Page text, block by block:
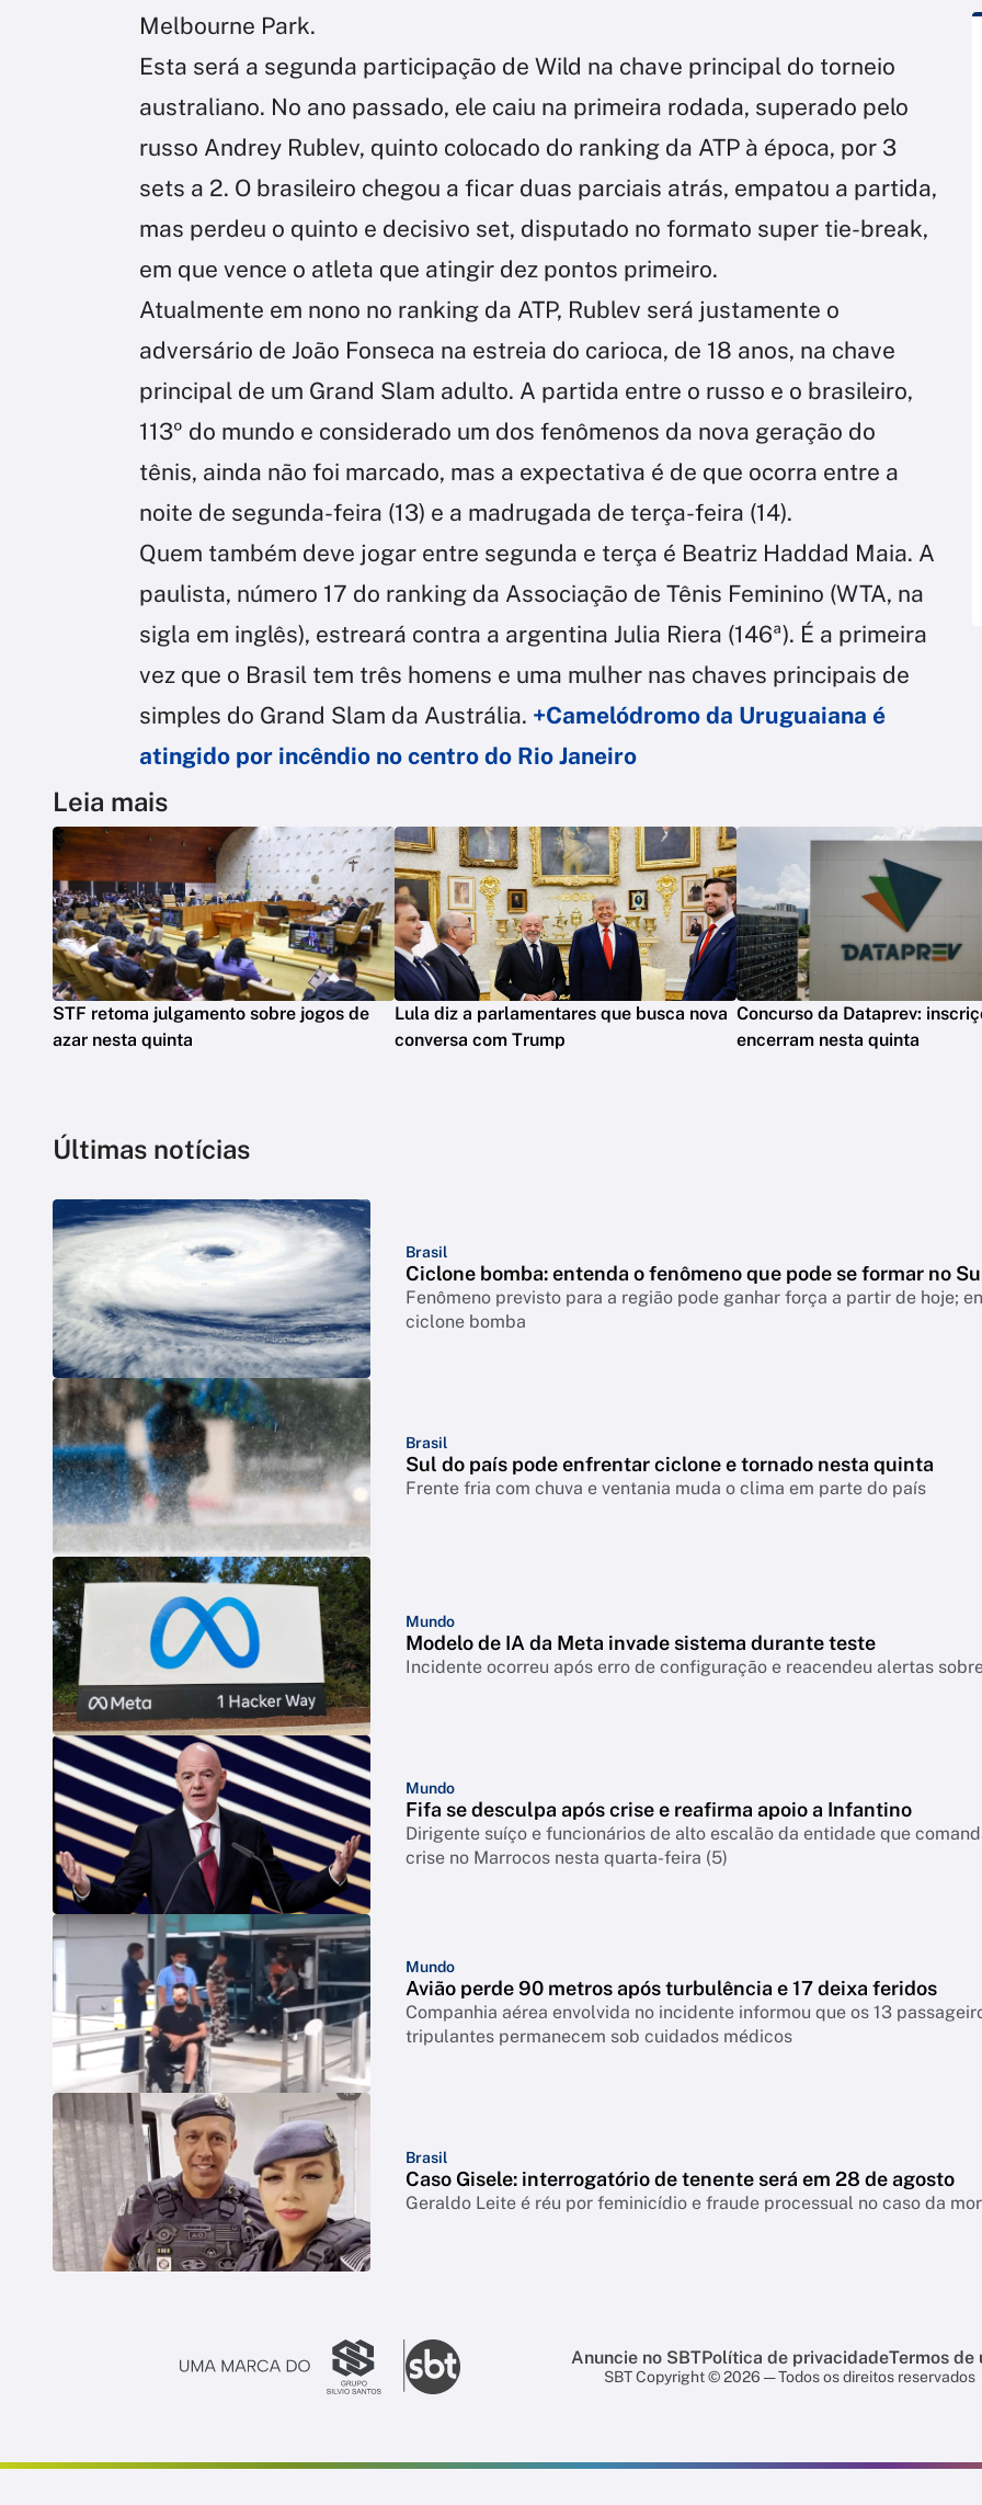
Melbourne Park.
Esta será a segunda participação de Wild na chave principal do torneio
australiano. No ano passado, ele caiu na primeira rodada, superado pelo
russo Andrey Rublev, quinto colocado do ranking da ATP à época, por 3
sets a 2. O brasileiro chegou a ficar duas parciais atrás, empatou a partida,
mas perdeu o quinto e decisivo set, disputado no formato super tie-break,
em que vence o atleta que atingir dez pontos primeiro.
Atualmente em nono no ranking da ATP, Rublev será justamente o
adversário de João Fonseca na estreia do carioca, de 18 anos, na chave
principal de um Grand Slam adulto. A partida entre o russo e o brasileiro,
113º do mundo e considerado um dos fenômenos da nova geração do
tênis, ainda não foi marcado, mas a expectativa é de que ocorra entre a
noite de segunda-feira (13) e a madrugada de terça-feira (14).
Quem também deve jogar entre segunda e terça é Beatriz Haddad Maia. A
paulista, número 17 do ranking da Associação de Tênis Feminino (WTA, na
sigla em inglês), estreará contra a argentina Julia Riera (146ª). É a primeira
vez que o Brasil tem três homens e uma mulher nas chaves principais de
simples do Grand Slam da Austrália. +Camelódromo da Uruguaiana é
atingido por incêndio no centro do Rio Janeiro
Leia mais
STF retoma julgamento sobre jogos de
azar nesta quinta
Lula diz a parlamentares que busca nova
conversa com Trump
Concurso da Dataprev:
encerram nesta quinta
Últimas notícias
Brasil
Ciclone bomba: entenda o fenômeno que pode se formar no
Fenômeno previsto para a região pode ganhar força a partir de hoje;
ciclone bomba
Brasil
Sul do país pode enfrentar ciclone e tornado nesta quinta
Frente fria com chuva e ventania muda o clima em parte do país
Mundo
Modelo de IA da Meta invade sistema durante teste
Incidente ocorreu após erro de configuração e reacendeu alertas
Mundo
Fifa se desculpa após crise e reafirma apoio a Infantino
Dirigente suíço e funcionários de alto escalão da entidade que
crise no Marrocos nesta quarta-feira (5)
Mundo
Avião perde 90 metros após turbulência e 17 deixa feridos
Companhia aérea envolvida no incidente informou que os 13
tripulantes permanecem sob cuidados médicos
Brasil
Caso Gisele: interrogatório de tenente será em 28 de agosto
Geraldo Leite é réu por feminicídio e fraude processual no caso da
Anuncie no SBTPolítica de privacidadeTermos de
SBT Copyright © 2026 — Todos os direitos reservados